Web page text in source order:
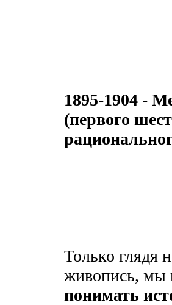
1895-1904 -
(первого
Только глядя
живопись, мы
понимать